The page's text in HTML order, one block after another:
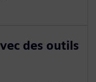
des outils